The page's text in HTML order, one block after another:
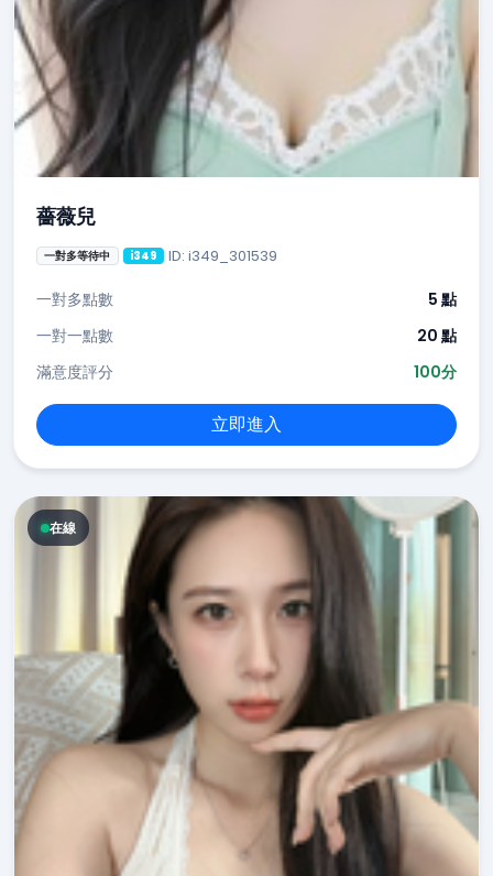
薔薇兒
一對多等待中 i349 ID: i349_301539
一對多點數
5 點
一對一點數
20 點
滿意度評分
100分
立即進入
在線